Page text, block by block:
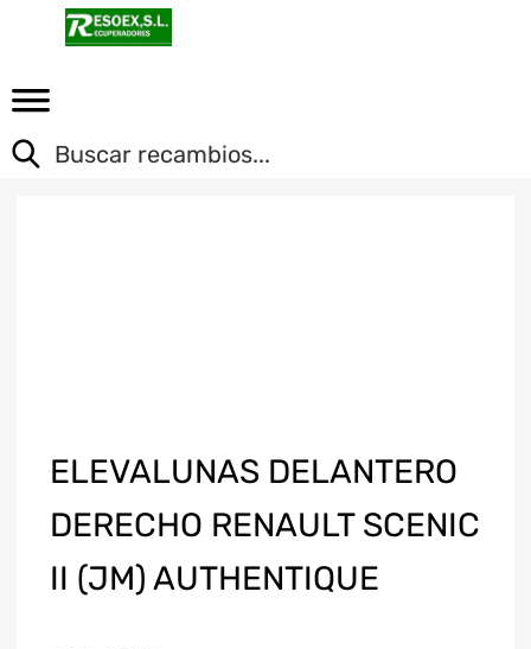
ELEVALUNAS DELANTERO
DERECHO RENAULT SCENIC
II (JM) AUTHENTIQUE